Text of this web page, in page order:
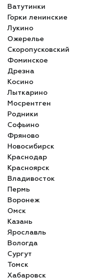
Ватутинки
Горки ленинские
Лукино
Ожерелье
Скоропусковский
Фоминское
Дрезна
Косино
Лыткарино
Мосрентген
Родники
Софьино
Фряново
Новосибирск
Краснодар
Красноярск
Владивосток
Пермь
Воронеж
Омск
Казань
Ярославль
Вологда
Сургут
Томск
Хабаровск